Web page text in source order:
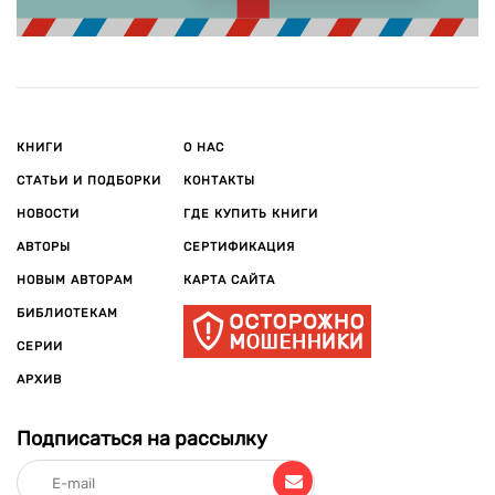
КНИГИ
СТАТЬИ И ПОДБОРКИ
НОВОСТИ
АВТОРЫ
НОВЫМ АВТОРАМ
БИБЛИОТЕКАМ
СЕРИИ
АРХИВ
О НАС
КОНТАКТЫ
ГДЕ КУПИТЬ КНИГИ
СЕРТИФИКАЦИЯ
КАРТА САЙТА
Подписаться на рассылку